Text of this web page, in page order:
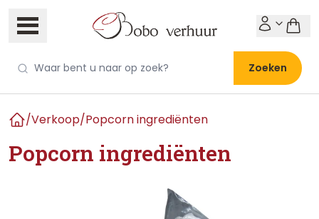
Zoeken
/Verkoop/Popcorn ingrediënten
Popcorn ingrediënten